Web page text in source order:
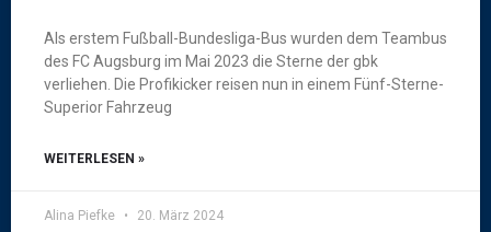
Als erstem Fußball-Bundesliga-Bus wurden dem Teambus
des FC Augsburg im Mai 2023 die Sterne der gbk
verliehen. Die Profikicker reisen nun in einem Fünf-Sterne-
Superior Fahrzeug
WEITERLESEN »
Alina Piefke 20. März 2024